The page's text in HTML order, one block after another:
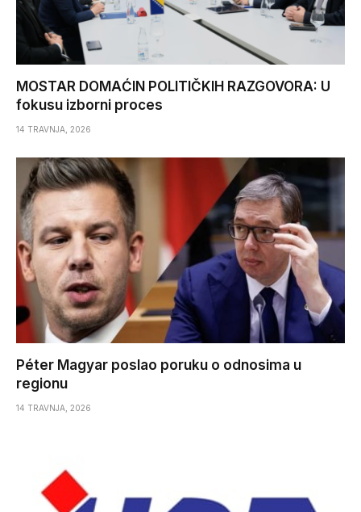
MOSTAR DOMAĆIN POLITIČKIH RAZGOVORA: U
fokusu izborni proces
14 TRAVNJA, 2026
Péter Magyar poslao poruku o odnosima u
regionu
14 TRAVNJA, 2026